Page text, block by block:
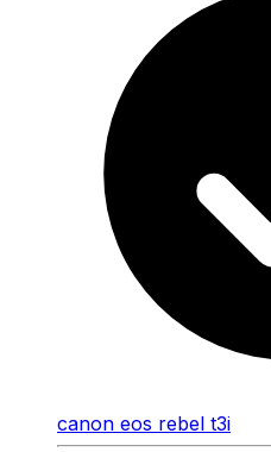
canon eos rebel t3i